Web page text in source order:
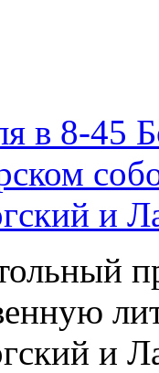
8-45
и
и